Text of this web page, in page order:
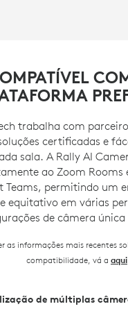
de múltiplas
Diretor Inteligente do
trabalha com
certificadas e
sala. A Rally AI
ao Zoom Rooms
Teams, permitindo um
equitativo em várias
de câmera
as informações mais recentes
compatibilidade, vá a aqui